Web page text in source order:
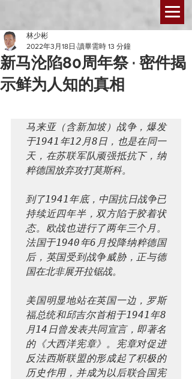
新马沦陷80周年祭 · 密件揭
示鲜为人知的真相
林少彬
2022年3月18日 讀畢需時 13 分鐘
马来亚（含新加坡）战争，爆发
于1941年12月8日，也是在同一
天，在苏联军队顽强抵抗下，纳
粹德国放弃攻打莫斯科。
到了1941年底，中国抗日战争已
持续近四年半，双方陷于胶着状
态。欧战也进行了两年三个月。
法国于1940年6月投降纳粹德国
后，英国受到战争威胁，正与德
国在北非展开拉锯战。
美国明显地站在英国一边，罗斯
福总统和邱吉尔首相于1941年8
月14日曾发表共同宣言，即著名
的《大西洋宪章》。宪章对促进
反法西斯联盟的形成起了积极的
历史作用，并成为以后联合国宪